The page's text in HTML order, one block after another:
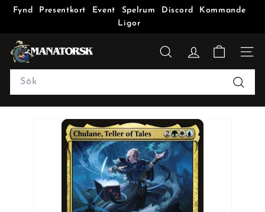
Fynd Presentkort Event Spelrum Discord
Kommande
Ligor
M
a
a
t
SÖK
Search
Sök